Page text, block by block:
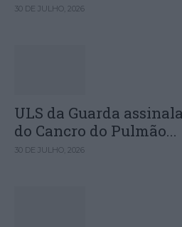
30 DE JULHO, 2026
ULS da Guarda
do Cancro do Pulmão...
30 DE JULHO, 2026